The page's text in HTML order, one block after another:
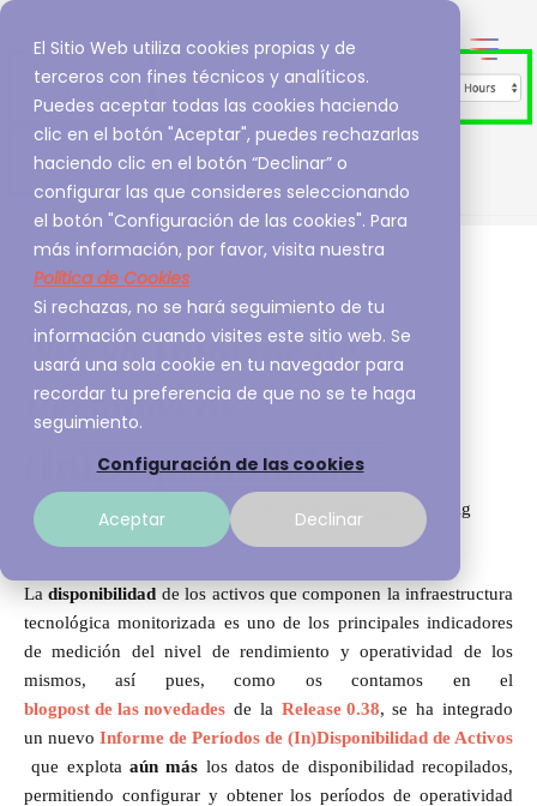
El Sitio Web utiliza cookies propias y de
terceros con fines técnicos y analíticos.
Puedes aceptar todas las cookies haciendo
clic en el botón "Aceptar", puedes rechazarlas
haciendo clic en el botón “Declinar” o
configurar las que consideres seleccionando
el botón "Configuración de las cookies". Para
más información, por favor, visita nuestra
Política de Cookies
Si rechazas, no se hará seguimiento de tu
información cuando visites este sitio web. Se
usará una sola cookie en tu navegador para
recordar tu preferencia de que no se te haga
seguimiento.
Configuración de las cookies
Aceptar Declinar
Nuevo Informe de
Períodos de
(In)Disponibilidad
Alba Ferri Fitó, Senior Product Marketing Manager - Sysdig
05 febrero, 2020
Ladisponibilidad de los activos que componen la infraestructura
tecnológica monitorizada es uno de los principales indicadores
de medición del nivel de rendimiento y operatividad de los
mismos, así pues, como os contamos en el
blogpost de las novedades de la Release 0.38, se ha integrado
un nuevo Informe de Períodos de (In)Disponibilidad de Activos
que explota aún más los datos de disponibilidad recopilados,
permitiendo configurar y obtener los períodos de operatividad